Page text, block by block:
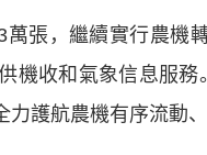
，繼續實行農機
機收和氣象信息服
護航農機有序流動、